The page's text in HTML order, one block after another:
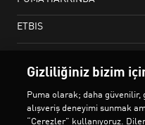
Gizliliğiniz bizim
Puma olarak; daha
alışveriş deneyimi sunmak
“Çerezler” kullanıyoruz.